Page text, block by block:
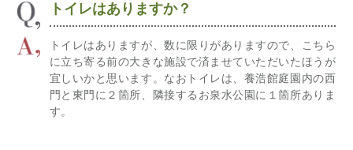
トイレはありますか？
トイレはありますが、数に限りがありますので、こちら
に立ち寄る前の大きな施設で済ませていただいたほうが
宜しいかと思います。なおトイレは、養浩館庭園内の西
門と東門に２箇所、隣接するお泉水公園に１箇所ありま
す。